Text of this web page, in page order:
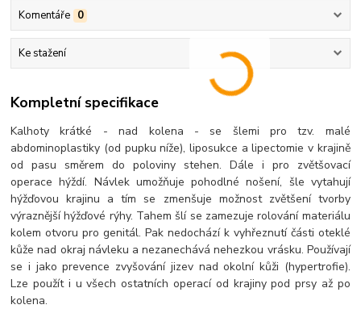
Komentáře 0
Ke stažení
Kompletní specifikace
Kalhoty krátké - nad kolena - se šlemi pro tzv. malé
abdominoplastiky (od pupku níže), liposukce a lipectomie v krajině
od pasu směrem do poloviny stehen. Dále i pro zvětšovací
operace hýždí. Návlek umožňuje pohodlné nošení, šle vytahují
hýžďovou krajinu a tím se zmenšuje možnost zvětšení tvorby
výraznější hýžďové rýhy. Tahem šlí se zamezuje rolování materiálu
kolem otvoru pro genitál. Pak nedochází k vyhřeznutí části oteklé
kůže nad okraj návleku a nezanechává nehezkou vrásku. Používají
se i jako prevence zvyšování jizev nad okolní kůži (hypertrofie).
Lze použít i u všech ostatních operací od krajiny pod prsy až po
kolena.